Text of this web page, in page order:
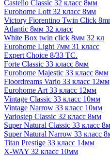
Castello Classic 32 класс 8мм
Eurohome Loft 32 класс 8мм
Victory Fiorentino Twin Click
Atlantic 8мм 32 класс
White Box twin click 8мм 32 кл
Eurohome Light 7мм 31 класс
Expert Choice 8/33 TC.
Forte Classic 33 класс 8мм
Eurohome Majestic 33 класс 8мм
Floordreams Vario 33 класс 12мм
Eurohome Art 33 класс 12мм
Vintage Classic 33 класс 10мм
Vintage Narrow 33 класс 10мм
Variostep Classic 32 класс 8мм
Super Natural Classic 33 класс
Super Natural Narrow 33 класс
Titan Prestige 33 класс 14мм
X-WAY 32 класс 10мм